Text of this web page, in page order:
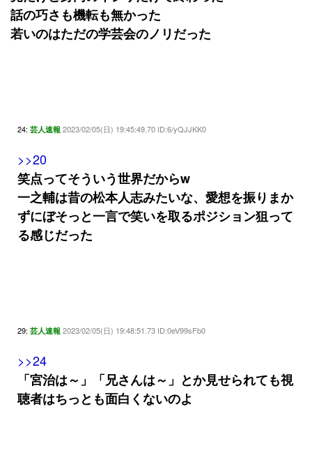
話の巧さも機転も無かった
若いのはただの学芸会のノリだった
24: 芸人速報 2023/02/05(日) 19:45:49.70 ID:6/yQJJKK0
>>20
笑点ってそういう世界だからw
一之輔は昔の松本人志みたいな、愛想を振りまか
ずにぼそっと一言で笑いを取るポジション狙って
る感じだった
29: 芸人速報 2023/02/05(日) 19:48:51.73 ID:0eV99sFb0
>>24
「宮治は～」「兄さんは～」とか見せられても視
聴者はちっとも面白くないのよ